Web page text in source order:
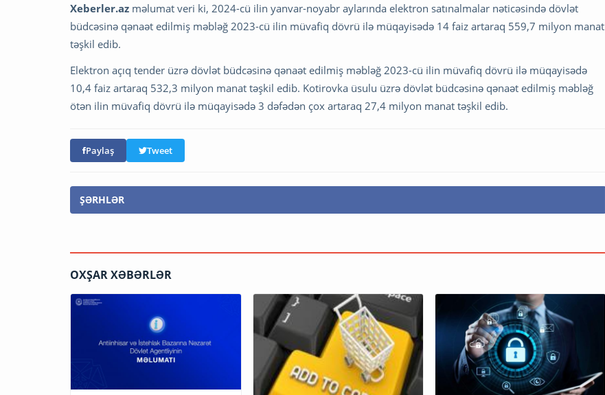
Xeberler.az məlumat veri ki, 2024-cü ilin yanvar-noyabr aylarında elektron satınalmalar nəticəsində dövlət
büdcəsinə qənaət edilmiş məbləğ 2023-cü ilin müvafiq dövrü ilə müqayisədə 14 faiz artaraq 559,7 milyon manat
təşkil edib.
Elektron açıq tender üzrə dövlət büdcəsinə qənaət edilmiş məbləğ 2023-cü ilin müvafiq dövrü ilə müqayisədə
10,4 faiz artaraq 532,3 milyon manat təşkil edib. Kotirovka üsulu üzrə dövlət büdcəsinə qənaət edilmiş məbləğ
ötən ilin müvafiq dövrü ilə müqayisədə 3 dəfədən çox artaraq 27,4 milyon manat təşkil edib.
Paylaş Tweet
ŞƏRHLƏR
OXŞAR XƏBƏRLƏR